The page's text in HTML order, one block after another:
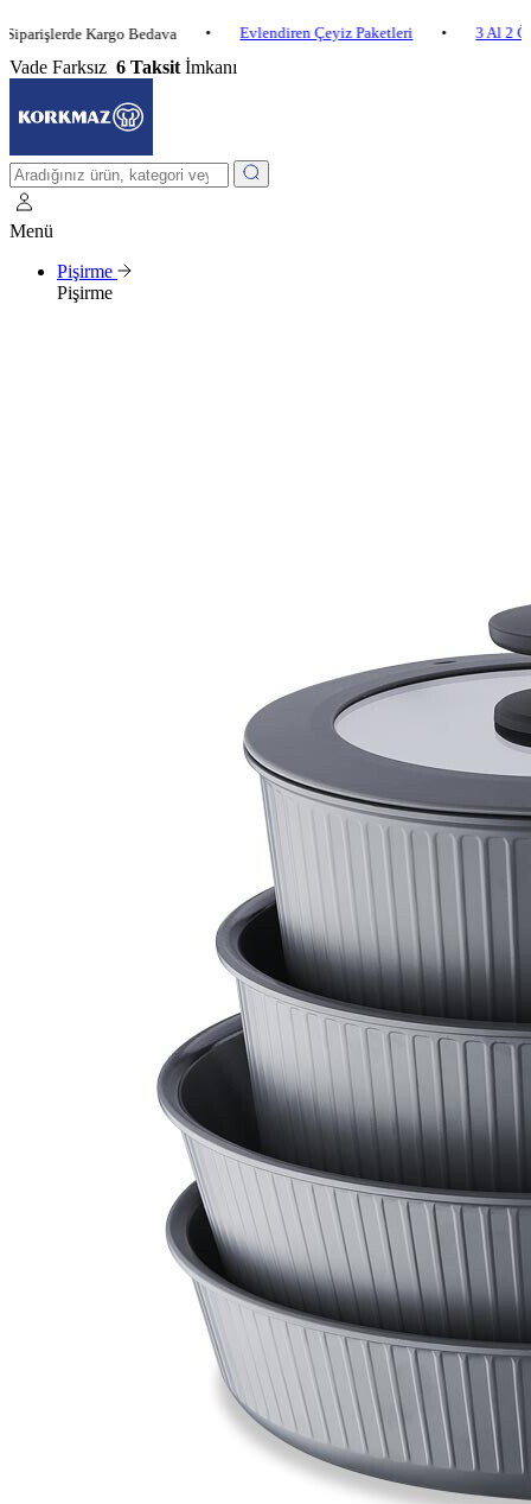
Kargo Bedava • Evlendiren Çeyiz Paketleri • 3 Al 2 Öde •
Vade Farksız 6 Taksit İmkanı
Menü
Pişirme
Pişirme